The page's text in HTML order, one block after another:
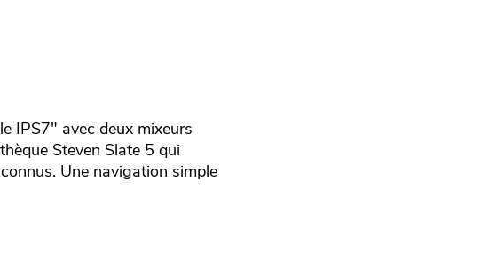
IPS7" avec deux mixeurs
Steven Slate 5 qui
Une navigation simple